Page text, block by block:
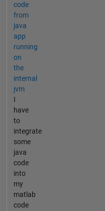
code
from
java
app
running
on
the
internal
jvm
I
have
to
integrate
some
java
code
into
my
matlab
code